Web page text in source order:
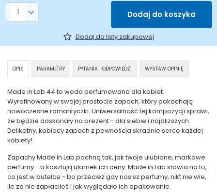
Liczba produktów
Dodaj do koszyka
Dodaj do listy zakupowej
OPIS PARAMETRY PYTANIA I ODPOWIEDZI WYSTAW OPINIĘ
Made in Lab 44 to woda perfumowana dla kobiet.
Wyrafinowany w swojej prostocie zapach, który pokochają
nowoczesne romantyczki. Uniwersalność tej kompozycji sprawi,
że będzie doskonały na prezent - dla siebie i najbliższych.
Delikatny, kobiecy zapach z pewnością skradnie serce każdej
kobiety!
Zapachy Made in Lab pachną tak, jak twoje ulubione, markowe
perfumy - a kosztują ułamek ich ceny. Made in Lab stawia na to,
co jest w butelce - bo przecież gdy nosisz perfumy, nikt nie wie,
ile za nie zapłaciłeś i jak wyglądało ich opakowanie.